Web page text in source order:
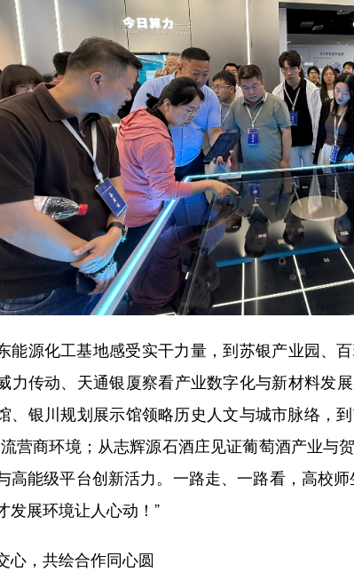
源化工基地感受实干力量，到苏银产业园、
力传动、天通银厦察看产业数字化与新材料发
、银川规划展示馆领略历史人文与城市脉络，
营商环境；从志辉源石酒庄见证葡萄酒产业与
高能级平台创新活力。一路走、一路看，高校
发展环境让人心动！”
，共绘合作同心圆